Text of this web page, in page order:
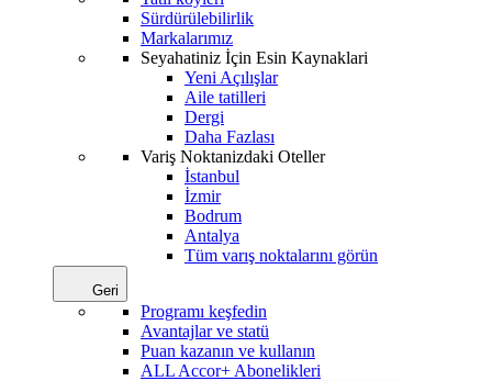
Sürdürülebilirlik
Markalarımız
Seyahatiniz İçin Esin Kaynaklari
Yeni Açılışlar
Aile tatilleri
Dergi
Daha Fazlası
Variş Noktanizdaki Oteller
İstanbul
İzmir
Bodrum
Antalya
Tüm varış noktalarını görün
Geri
Programı keşfedin
Avantajlar ve statü
Puan kazanın ve kullanın
ALL Accor+ Abonelikleri